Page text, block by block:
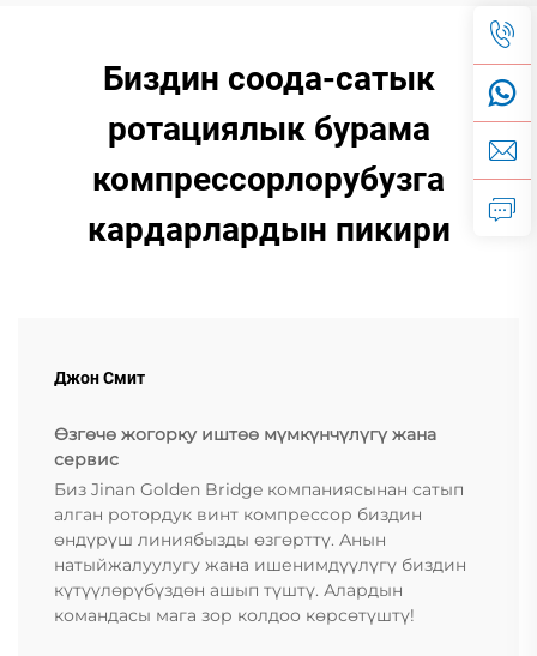
Биздин соода-сатык
ротациялык бурама
компрессорлорубузга
кардарлардын пикири
Джон Смит
Өзгөчө жогорку иштөө мүмкүнчүлүгү жана
сервис
Биз Jinan Golden Bridge компаниясынан сатып
алган ротордук винт компрессор биздин
өндүрүш линиябызды өзгөрттү. Анын
натыйжалуулугу жана ишенимдүүлүгү биздин
күтүүлөрүбүздөн ашып түштү. Алардын
командасы мага зор колдоо көрсөтүштү!